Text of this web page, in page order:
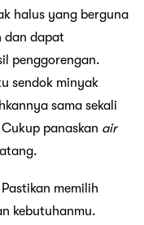
halus yang berguna
dan dapat
penggorengan.
sendok minyak
sama sekali
Cukup panaskan air
memilih
kebutuhanmu.